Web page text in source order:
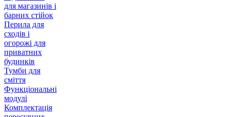
для магазинів і
барних стійок
Перила для
сходів і
огорожі для
приватних
будинків
Тумби для
сміття
Функціональні
модулі
Комплектація